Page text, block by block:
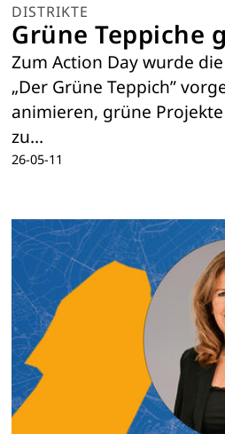
DISTRIKTE
Grüne Teppiche
Zum Action Day wurde
„Der Grüne Teppich”
animieren, grüne
zu…
26-05-11